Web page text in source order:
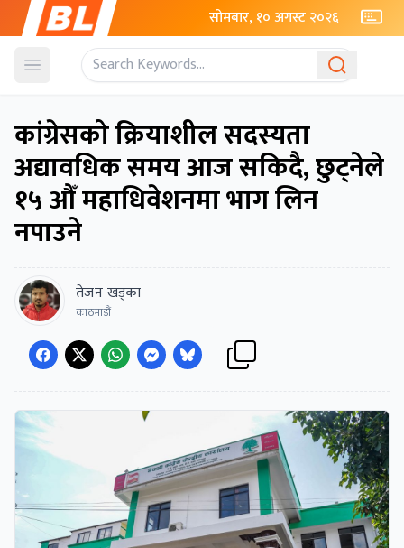
सोमबार, १० अगस्ट २०२६
Open menu
कांग्रेसको क्रियाशील सदस्यता
अद्यावधिक समय आज सकिदै, छुट्नेले
१५ औँ महाधिवेशनमा भाग लिन
नपाउने
तेजन खड्का
काठमाडौं